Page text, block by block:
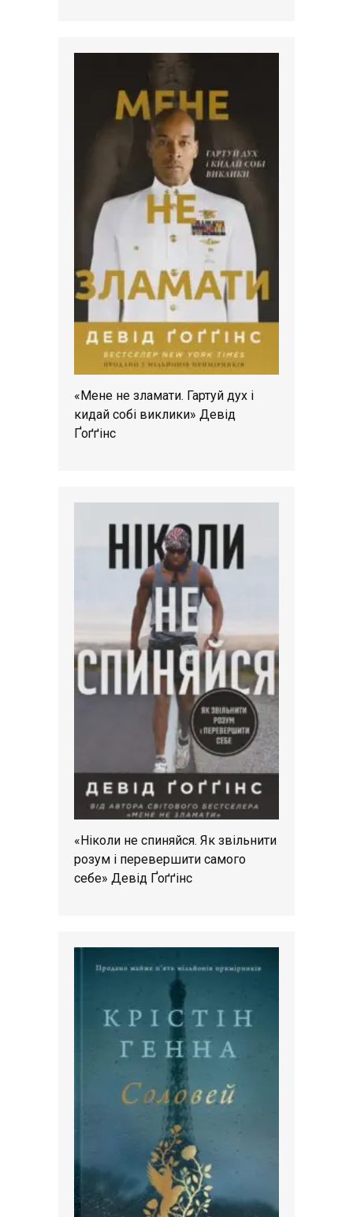
«Мене не зламати. Гартуй дух і
кидай собі виклики» Девід
Ґоґґінс
«Ніколи не спиняйся. Як звільнити
розум і перевершити самого
себе» Девід Ґоґґінс